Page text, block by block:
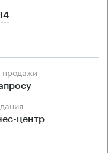
продажи
центр